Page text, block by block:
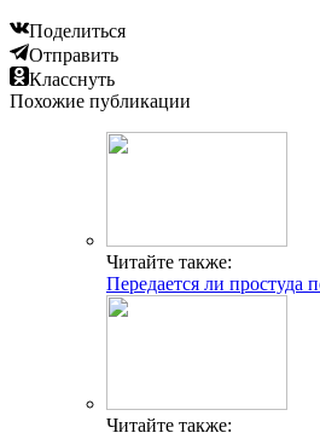
Поделиться
Отправить
Класснуть
Похожие публикации
Читайте также:
Передается ли простуда
Читайте также: